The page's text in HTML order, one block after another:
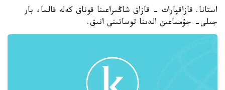
استانا. قازاقپارات - قازاق شاڭىراعىنا قوناق كەلە قالسا، بار
جىلى- جۇمساعىن الدىنا توساتىنى انىق.